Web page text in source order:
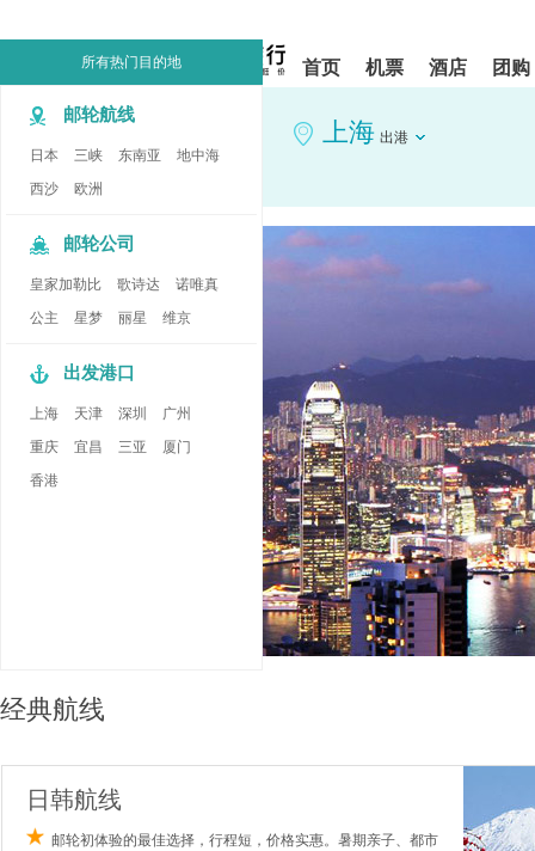
您
入
站
本
域
含
个
块,
按
首页 机票 酒店 团购
您
开
站
上海 出港
所有热门目的地
邮轮航线
日本 三峡 东南亚
地中海
西沙
欧洲
邮轮公司
皇家加勒比 歌诗达
诺唯真
公主
星梦 丽星 维京
出发港口
上海 天津 深圳
广州
重庆
宜昌 三亚
厦门
香港
经典航线
日韩航线
邮轮初体验的最佳选择，行程短，价格实惠。暑期亲子、都市